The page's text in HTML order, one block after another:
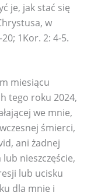
je, jak stać się
w
1Kor. 2: 4-5.
miesiącu
tego roku 2024,
we mnie,
śmierci,
ani żadnej
nieszczęście,
lub ucisku
dla mnie i